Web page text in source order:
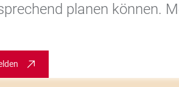
planen können.